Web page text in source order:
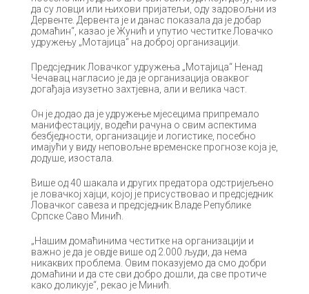
да су ловци или њихови пријатељи, оду задовољни из
Дервенте. Дервента је и данас показала да је добар
домаћин“, казао је Жунић и упутио честитке Ловачко
удружењу „Мотајица“ на доброј организацији.
Предсједник Ловачког удружења „Мотајица“ Ненад
Чечавац нагласио је да је организација оваквог
догађаја изузетно захтјевна, али и велика част.
Он је додао да је удружење мјесецима припремало
манифестацију, водећи рачуна о свим аспектима
безбједности, организације и логистике, посебно
имајући у виду неповољне временске прогнозе која је,
додуше, изостала.
Више од 40 шакала и других предатора одстријељено
је ловачкој хајци, којој је присуствовао и предсједник
Ловачког савеза и предсједник Владе Републике
Српске Саво Минић.
„Нашим домаћинима честитке на организацији и
важно је да је овдје више од 2.000 људи, да нема
никаквих проблема. Овим показујемо да смо добри
домаћини и да сте сви добро дошли, да све протиче
како доликује“, рекао је Минић.